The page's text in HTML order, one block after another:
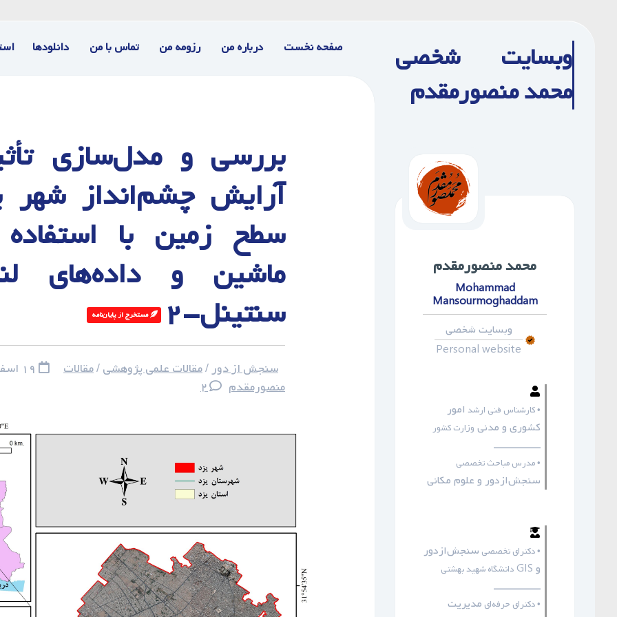
وبسایت شخصی
محمد منصورمقدم
محمد ‌منصورمقدم
Mohammad
Mansourmoghaddam
وبسایت شخصی
Personal website
• کارشناس فنی ارشد امور
کشوری و مدنی وزارت کشور
ـــــــــــــــــ
• مدرس مباحث تخصصی
سنجش‌ازدور و علوم مکانی
• دکترای تخصصی سنجش‌ازدور
و GIS
دانشگاه شهید بهشتی
ـــــــــــــــــ
• دکترای حرفه‌ای مدیریت
صفحه نخست درباره من رزومه من تماس با من دانلودها
بررسی و مدل‌سازی
آرایش چشم‌انداز شهر
سطح زمین با استفاده
سنتینل-۲
مستخرج از پایان‌نامه‌ ‌
سنجش از دور/مقالات علمی پژوهشی/مقالات
۱۹ اسفند‌ماه ۱۴۰۰
منصورمقدم
۲